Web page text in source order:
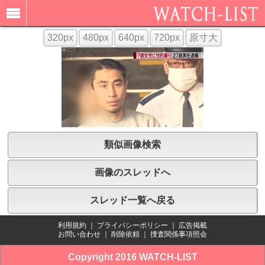
320px 480px 640px 720px 原寸大
類似画像検索
画像のスレッドへ
スレッド一覧へ戻る
利用規約 プライバシーポリシー
広告掲載
お問い合わせ
削除依頼 捜査関係事項照会
Copyright 2016 WATCH-LIST